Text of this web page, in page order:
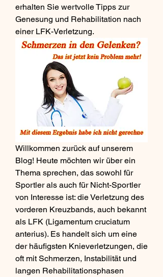
erhalten Sie wertvolle Tipps zur
Genesung und Rehabilitation nach
einer LFK-Verletzung.
Willkommen zurück auf unserem
Blog! Heute möchten wir über ein
Thema sprechen, das sowohl für
Sportler als auch für Nicht-Sportler
von Interesse ist: die Verletzung des
vorderen Kreuzbands, auch bekannt
als LFK (Ligamentum cruciatum
anterius). Es handelt sich um eine
der häufigsten Knieverletzungen, die
oft mit Schmerzen, Instabilität und
langen Rehabilitationsphasen